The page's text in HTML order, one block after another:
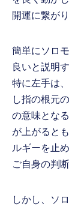
開運に繋がり
簡単にソロ
良いと説明
特に左手は
し指の根元
の意味とな
が上がると
ルギーを止
ご自身の判
しかし、ソ